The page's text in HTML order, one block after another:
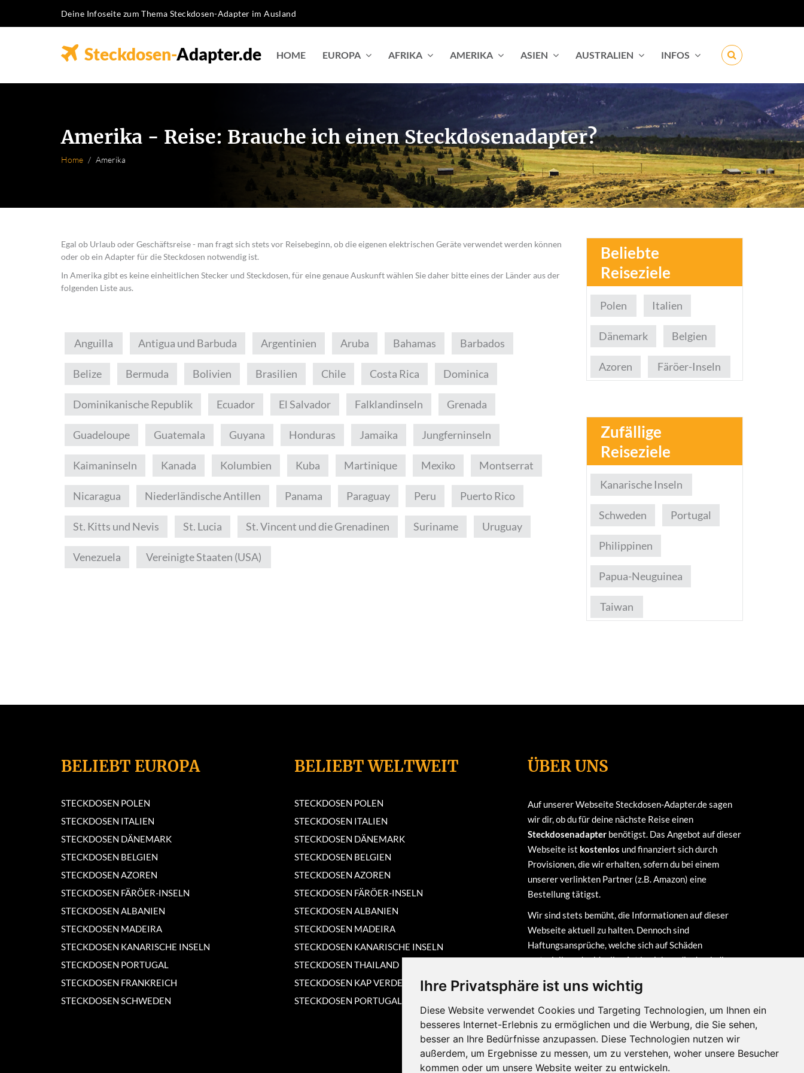
Ihre Privatsphäre ist uns wichtig
Diese Website verwendet Cookies und Targeting Technologien, um Ihnen ein
besseres Internet-Erlebnis zu ermöglichen und die Werbung, die Sie sehen,
besser an Ihre Bedürfnisse anzupassen. Diese Technologien nutzen wir
außerdem, um Ergebnisse zu messen, um zu verstehen, woher unsere Besucher
kommen oder um unsere Website weiter zu entwickeln.
Deine Infoseite zum Thema Steckdosen-Adapter im Ausland
Steckdosen-Adapter.de HOME EUROPA AFRIKA AMERIKA ASIEN AUSTRALIEN INFOS
Amerika - Reise: Brauche ich einen Steckdosenadapter?
Home Amerika
Egal ob Urlaub oder Geschäftsreise - man fragt sich stets vor Reisebeginn, ob die eigenen elektrischen Geräte verwendet werden können
oder ob ein Adapter für die Steckdosen notwendig ist.
In Amerika gibt es keine einheitlichen Stecker und Steckdosen, für eine genaue Auskunft wählen Sie daher bitte eines der Länder aus der
folgenden Liste aus.
Anguilla Antigua und Barbuda Argentinien Aruba Bahamas Barbados
Belize Bermuda Bolivien Brasilien Chile Costa Rica Dominica
Dominikanische Republik Ecuador El Salvador Falklandinseln Grenada
Guadeloupe Guatemala Guyana Honduras Jamaika Jungferninseln
Kaimaninseln Kanada Kolumbien Kuba Martinique Mexiko Montserrat
Nicaragua Niederländische Antillen Panama Paraguay Peru Puerto Rico
St. Kitts und Nevis St. Lucia St. Vincent und die Grenadinen Suriname Uruguay
Venezuela Vereinigte Staaten (USA)
Beliebte
Reiseziele
Polen Italien
Dänemark Belgien
Azoren Färöer-Inseln
Zufällige
Reiseziele
Kanarische Inseln
Schweden Portugal
Philippinen
Papua-Neuguinea
Taiwan
BELIEBT EUROPA
STECKDOSEN POLEN
STECKDOSEN ITALIEN
STECKDOSEN DÄNEMARK
STECKDOSEN BELGIEN
STECKDOSEN AZOREN
STECKDOSEN FÄRÖER-INSELN
STECKDOSEN ALBANIEN
STECKDOSEN MADEIRA
STECKDOSEN KANARISCHE INSELN
STECKDOSEN PORTUGAL
STECKDOSEN FRANKREICH
STECKDOSEN SCHWEDEN
BELIEBT WELTWEIT
STECKDOSEN POLEN
STECKDOSEN ITALIEN
STECKDOSEN DÄNEMARK
STECKDOSEN BELGIEN
STECKDOSEN AZOREN
STECKDOSEN FÄRÖER-INSELN
STECKDOSEN ALBANIEN
STECKDOSEN MADEIRA
STECKDOSEN KANARISCHE INSELN
STECKDOSEN THAILAND
STECKDOSEN KAP VERDE
STECKDOSEN PORTUGAL
ÜBER UNS
Auf unserer Webseite Steckdosen-Adapter.de sagen
wir dir, ob du für deine nächste Reise einen
Steckdosenadapter benötigst. Das Angebot auf dieser
Webseite ist kostenlos und finanziert sich durch
Provisionen, die wir erhalten, sofern du bei einem
unserer verlinkten Partner (z.B. Amazon) eine
Bestellung tätigst.
Wir sind stets bemüht, die Informationen auf dieser
Webseite aktuell zu halten. Dennoch sind
Haftungsansprüche, welche sich auf Schäden
materieller oder ideeller Art beziehen, die durch die
Informationen bzw. durch die Nutzung fehlerhafter und
unvollständiger Informationen verursacht wurden,
grundsätzlich ausgeschlossen.